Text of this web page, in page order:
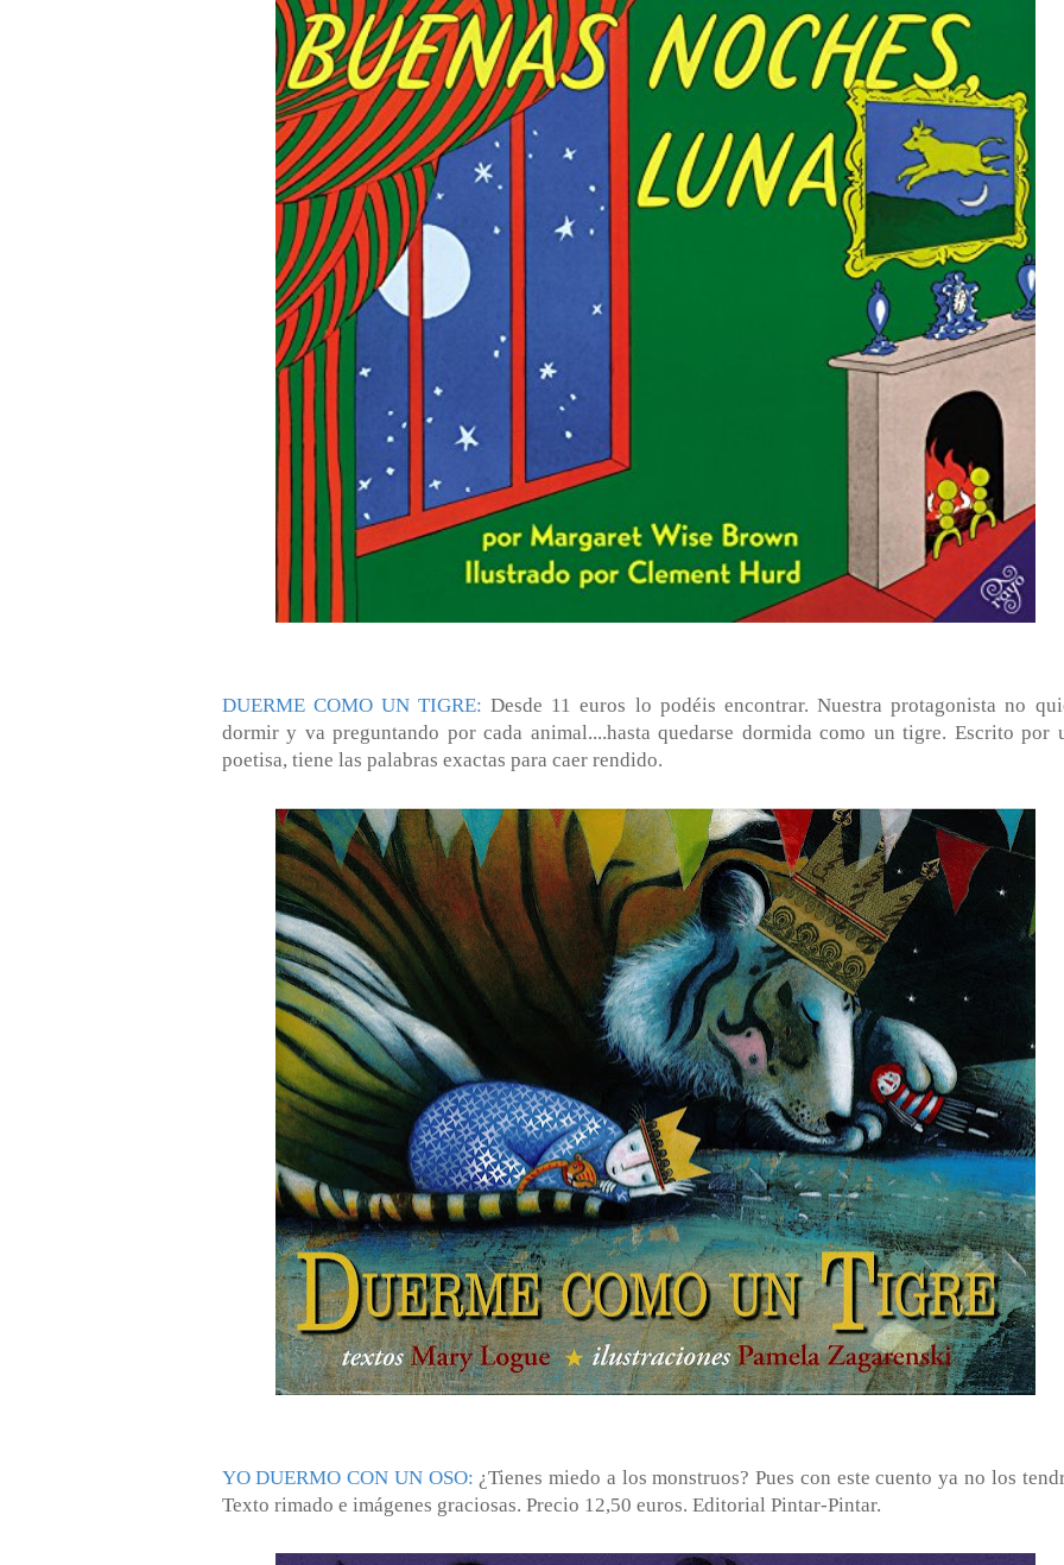
DUERME COMO UN TIGRE: Desde 11 euros lo podéis encontrar. Nuestra protagonista no
dormir y va preguntando por cada animal....hasta quedarse dormida como un tigre. Escrito por
poetisa, tiene las palabras exactas para caer rendido.
YO DUERMO CON UN OSO: ¿Tienes miedo a los monstruos? Pues con este cuento ya no los
Texto rimado e imágenes graciosas. Precio 12,50 euros. Editorial Pintar-Pintar.